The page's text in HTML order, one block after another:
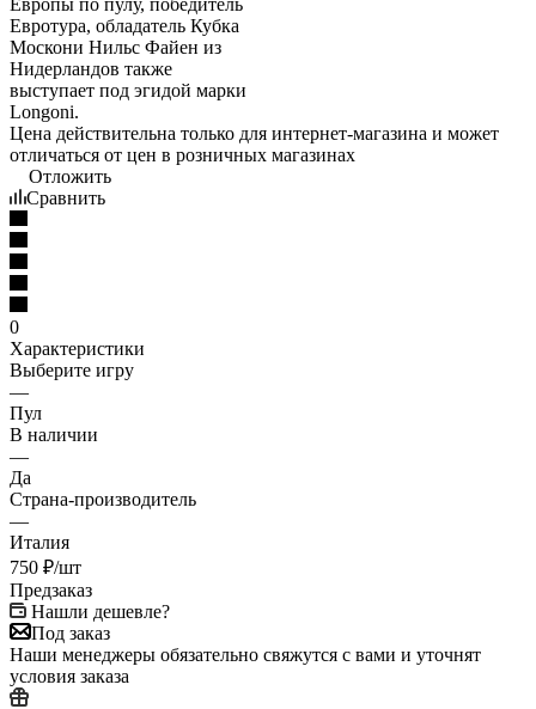
Цена действительна только для интернет-магазина и может
отличаться от цен в розничных магазинах
Отложить
Сравнить
0
Характеристики
Выберите игру
—
Пул
В наличии
—
Да
Страна-производитель
—
Италия
750 ₽/шт
Предзаказ
Нашли дешевле?
Под заказ
Наши менеджеры обязательно свяжутся с вами и уточнят
условия заказа